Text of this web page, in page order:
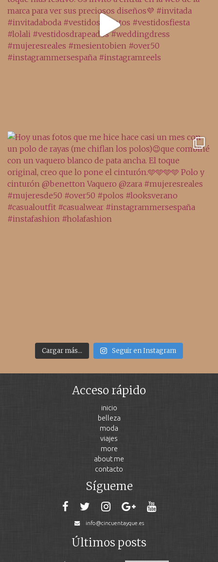
Cargar más... Seguir en Instagram
Acceso rápido
inicio
belleza
moda
viajes
more
about me
contacto
Sígueme
info@cincuentayque.es
Últimos posts